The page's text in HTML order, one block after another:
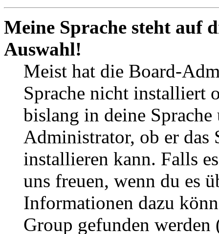
Meine Sprache steht auf
Auswahl!
Meist hat die Board-
Sprache nicht installiert
bislang in deine
Administrator, ob er das
installieren kann. Falls
uns freuen, wenn du es
Informationen dazu
Group gefunden